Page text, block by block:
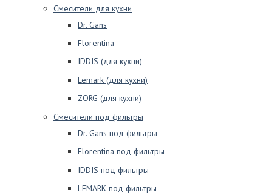
Смесители для кухни
Dr. Gans
Florentina
IDDIS (для кухни)
Lemark (для кухни)
ZORG (для кухни)
Смесители под фильтры
Dr. Gans под фильтры
Florentina под фильтры
IDDIS под фильтры
LEMARK под фильтры